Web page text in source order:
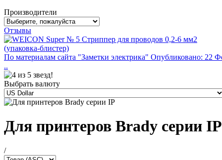
Производители
Отзывы
По материалам сайта "Заметки электрика" Опубликовано: 22
..
Выбрать валюту
Для принтеров Brady серии IP
/